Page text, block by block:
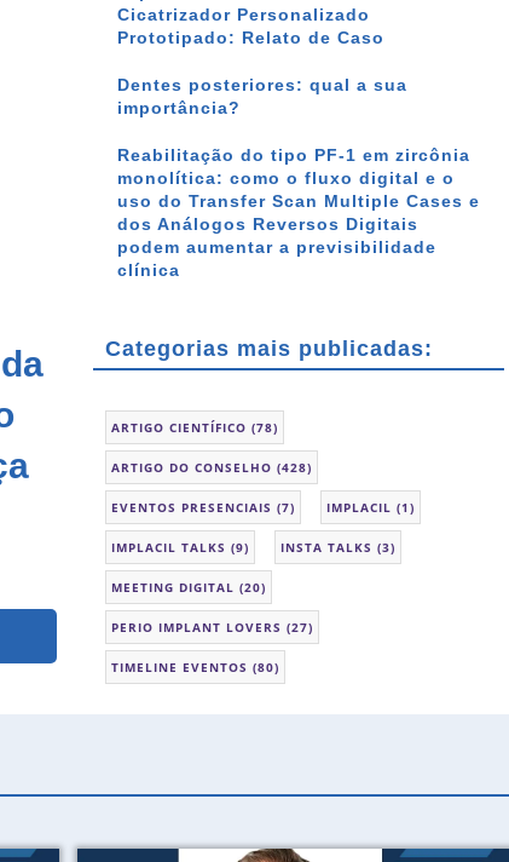
Cicatrizador Personalizado
Prototipado: Relato de Caso
Dentes posteriores: qual a sua
importância?
Reabilitação do tipo PF-1 em zircônia
monolítica: como o fluxo digital e o
uso do Transfer Scan Multiple Cases e
dos Análogos Reversos Digitais
podem aumentar a previsibilidade
clínica
Categorias mais publicadas:
ARTIGO CIENTÍFICO (78)
ARTIGO DO CONSELHO (428)
EVENTOS PRESENCIAIS (7) IMPLACIL (1)
IMPLACIL TALKS (9) INSTA TALKS (3)
MEETING DIGITAL (20)
PERIO IMPLANT LOVERS (27)
TIMELINE EVENTOS (80)